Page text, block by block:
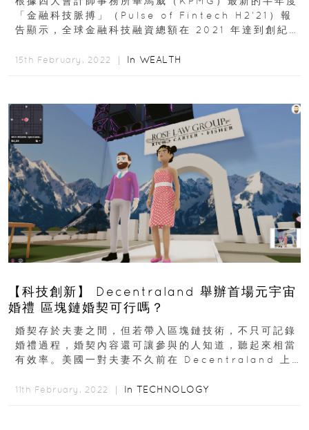
「金融科技脈搏」（Pulse of Fintech H2’21）報
告顯示，全球金融科技融資總額在 2021 年達到創紀錄
15th February, 2022 ｜ In WEALTH
【科技創新】 Decentraland 舉辦首場元宇宙
婚禮 區塊鏈婚契可行嗎？
婚契存於夫妻之間，但若帶入區塊鏈技術，不只可記錄
婚禮過程，婚契內容還可讓參與的人知道，聽起來相當
有效率。美國一對夫妻不久前在 Decentraland 上
11th February, 2022 ｜ In TECHNOLOGY